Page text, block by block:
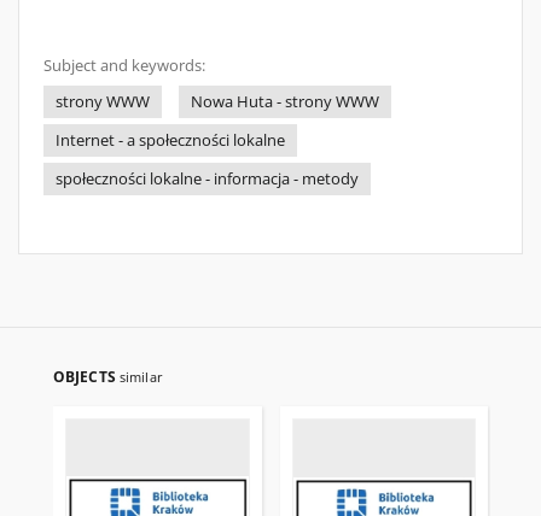
Subject and keywords:
strony WWW
Nowa Huta - strony WWW
Internet - a społeczności lokalne
społeczności lokalne - informacja - metody
OBJECTS similar